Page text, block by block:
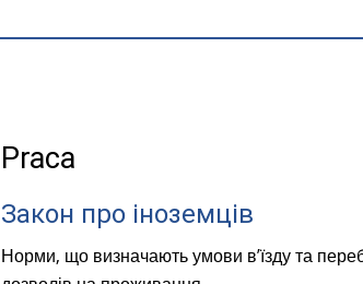
Praca
Закон про іноземців
Норми, що визначають умови в’їзду та